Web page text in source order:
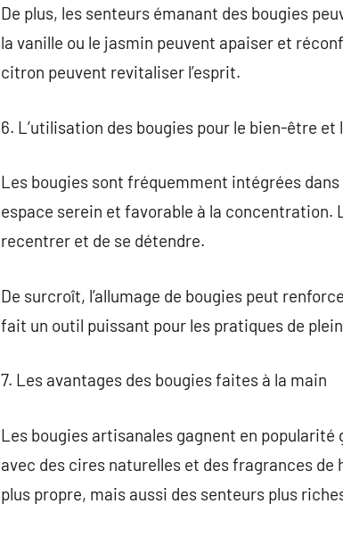
De plus, les senteurs émanant des bougies
la vanille ou le jasmin peuvent apaiser et
citron peuvent revitaliser l’esprit.
6. L’utilisation des bougies pour le bien-être
Les bougies sont fréquemment intégrées
espace serein et favorable à la
recentrer et de se détendre.
De surcroît, l’allumage de bougies peut
fait un outil puissant pour les pratiques de
7. Les avantages des bougies faites à la main
Les bougies artisanales gagnent en
avec des cires naturelles et des fragrances
plus propre, mais aussi des senteurs plus